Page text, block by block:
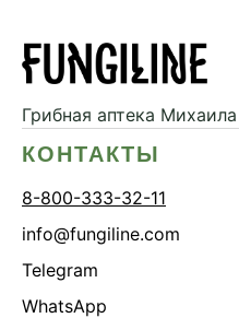
Грибная аптека
КОНТАКТЫ
8-800-333-32-11
info@fungiline.com
Telegram
WhatsApp